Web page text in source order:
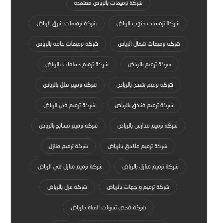
شركة ترميمات بالرياض معتمدة
شركة ترميمات جنوب الرياض شركة ترميمات شرق الرياض
شركة ترميمات شمال الرياض شركة ترميمات عامة بالرياض
شركة ترميم بالرياض شركة ترميم حمامات بالرياض
شركة ترميم شقق بالرياض شركة ترميم فلل بالرياض
شركة ترميم فنادق بالرياض شركة ترميم في الرياض
شركة ترميم مدارس بالرياض شركة ترميم مسابح بالرياض
شركة ترميم ملاحق بالرياض شركة ترميم منازل
شركة ترميم منازل بالرياض شركة ترميم منازل في الرياض
شركة ترميم واجهات بالرياض شركة عزل بالرياض
شركة فحص تسربات المياه بالرياض